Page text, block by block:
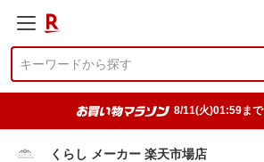
8/11(火)01:59まで
くらし メーカー 楽天市場店